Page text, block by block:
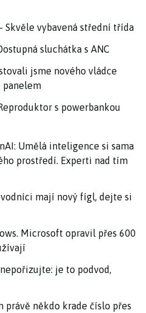
Skvěle vybavená střední třída
sluchátka s ANC
jsme nového vládce
panelem
s powerbankou
Umělá inteligence si sama
prostředí. Experti nad tím
mají nový fígl, dejte si
Microsoft opravil přes 600
je to podvod,
právě někdo krade číslo přes